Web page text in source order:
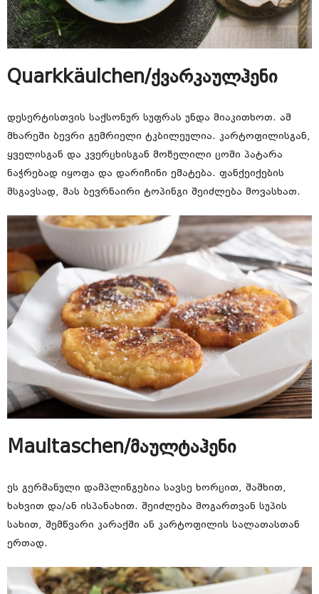
Quarkkäulchen/ქვარკაულჰენი
დესერტისთვის საქსონურ სუფრას უნდა მიაკითხოთ. ამ
მხარეში ბევრი გემრიელი ტკბილეულია. კარტოფილისგან,
ყველისგან და კვერცხისგან მოზელილი ცომი პატარა
ნაჭრებად იყოფა და დარიჩინი ემატება. ფანქეიქების
მსგავსად, მას ბევრნაირი ტოპინგი შეიძლება მოვასხათ.
Maultaschen/მაულტაჰენი
ეს გერმანული დამპლინგებია სავსე ხორცით, შაშხით,
ხახვით და/ან ისპანახით. შეიძლება მოგართვან სუპის
სახით, შემწვარი კარაქში ან კარტოფილის სალათასთან
ერთად.